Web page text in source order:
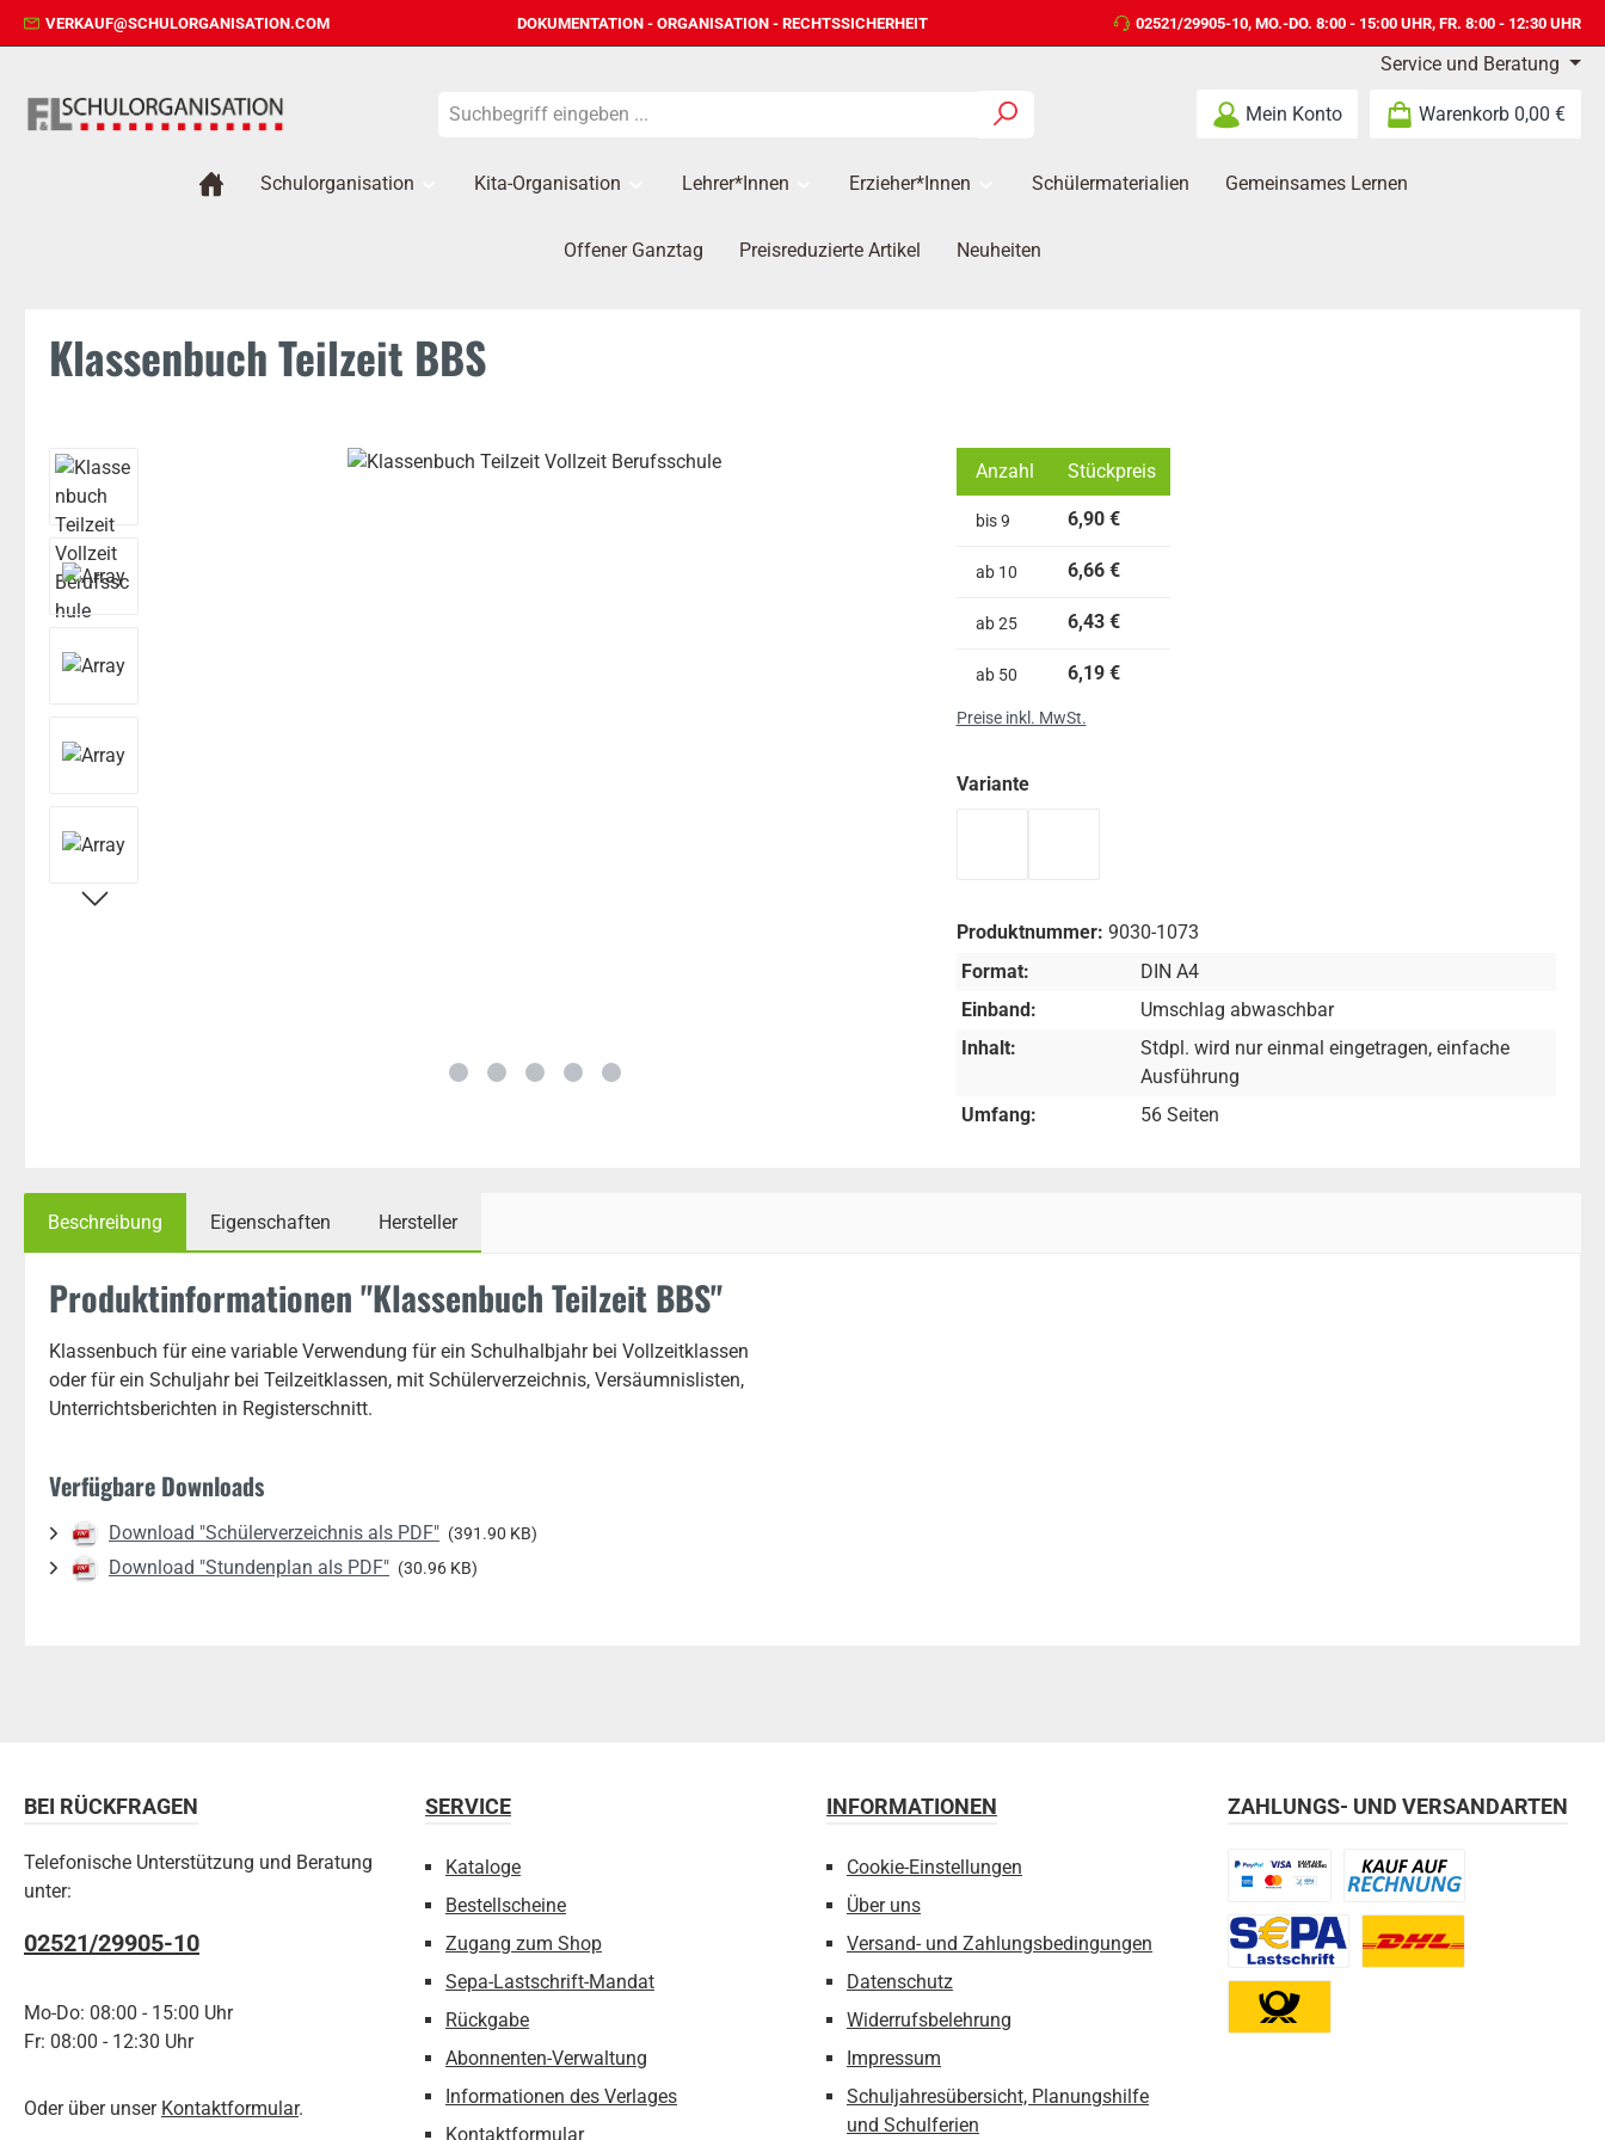
Hauptinhalt springen
Zur Suche springen
Zur Hauptnavigation springen
VERKAUF@SCHULORGANISATION.COM DOKUMENTATION - ORGANISATION - RECHTSSICHERHEIT 02521/29905-10, MO.-DO. 8:00 - 15:00 UHR, FR. 8:00 - 12:30 UHR
Service und Beratung
Mein Konto Warenkorb 0,00 €
Schulorganisation Kita-Organisation Lehrer*innen Erzieher*Innen Schülermaterialien Gemeinsames Lernen
Offener Ganztag Preisreduzierte Artikel Neuheiten
Klassenbuch Teilzeit BBS
Bildergalerie überspringen Anzahl Stückpreis
bis9 6,90 €
ab 10 6,66 €
ab25 6,43 €
ab 50 6,19 €
Preise inkl. MwSt.
Varianteauswählen
Produktnummer: 9030-1073
Format:
DIN A4
Einband:
Umschlag abwaschbar
Inhalt:
Stdpl. wird nur einmal eingetragen, einfache
Ausführung
Umfang:
56 Seiten
Beschreibung Eigenschaften Hersteller
Produktinformationen "Klassenbuch Teilzeit BBS"
Klassenbuch für eine variable Verwendung für ein Schulhalbjahr bei Vollzeitklassen
oder für ein Schuljahr bei Teilzeitklassen, mit Schülerverzeichnis, Versäumnislisten,
Unterrichtsberichten in Registerschnitt.
Verfügbare Downloads
Download "Schülerverzeichnis als PDF" (391.90 KB)
Download "Stundenplan als PDF" (30.96 KB)
BEI RÜCKFRAGEN
Telefonische Unterstützung und Beratung
unter:
02521/29905-10
Mo-Do: 08:00 - 15:00 Uhr
Fr: 08:00 - 12:30 Uhr
Oder über unser Kontaktformular.
SERVICE
Kataloge
Bestellscheine
Zugang zum Shop
Sepa-Lastschrift-Mandat
Rückgabe
Abonnenten-Verwaltung
Informationen des Verlages
Kontaktformular
INFORMATIONEN
Cookie-Einstellungen
Über uns
Versand- und Zahlungsbedingungen
Datenschutz
Widerrufsbelehrung
Impressum
Schuljahresübersicht, Planungshilfe
und Schulferien
ZAHLUNGS- UND VERSANDARTEN
Benutzerdefiniertes Bild 1Benutzerdefiniertes Bild 2
Benutzerdefiniertes Bild 3